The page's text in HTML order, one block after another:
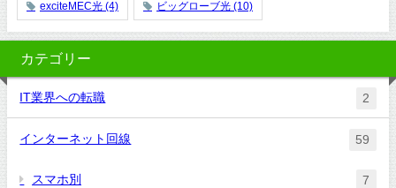
exciteMEC光 (4) ビッグローブ光 (10)
カテゴリー
IT業界への転職 2
インターネット回線 59
スマホ別 7